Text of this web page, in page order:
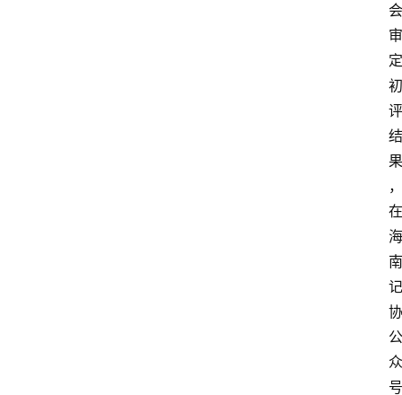
会
审
定
初
评
结
果
，
在
海
南
记
协
公
众
号